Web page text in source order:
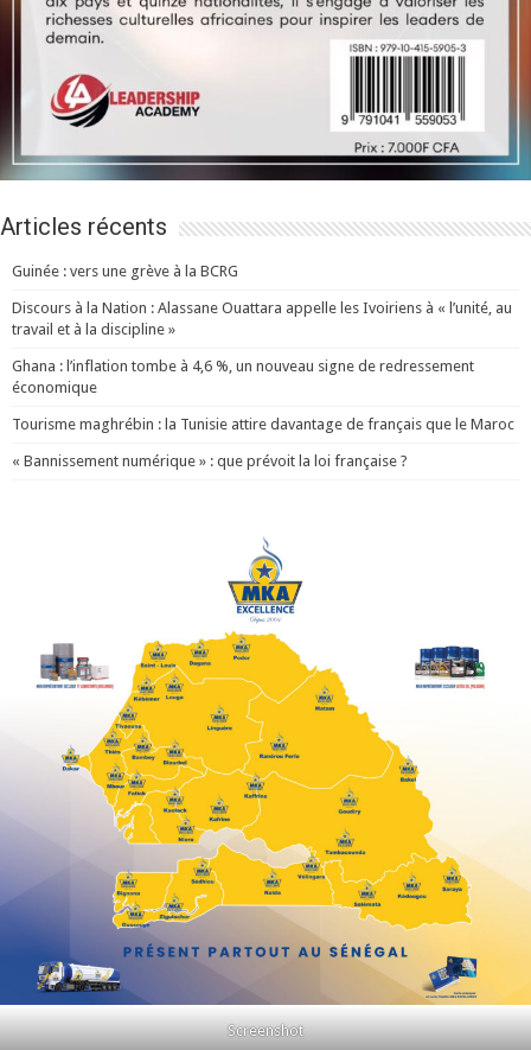
Articles récents
Guinée : vers une grève à la BCRG
Discours à la Nation : Alassane Ouattara appelle les Ivoiriens à « l’unité, au
travail et à la discipline »
Ghana : l’inflation tombe à 4,6 %, un nouveau signe de redressement
économique
Tourisme maghrébin : la Tunisie attire davantage de français que le Maroc
« Bannissement numérique » : que prévoit la loi française ?
Screenshot